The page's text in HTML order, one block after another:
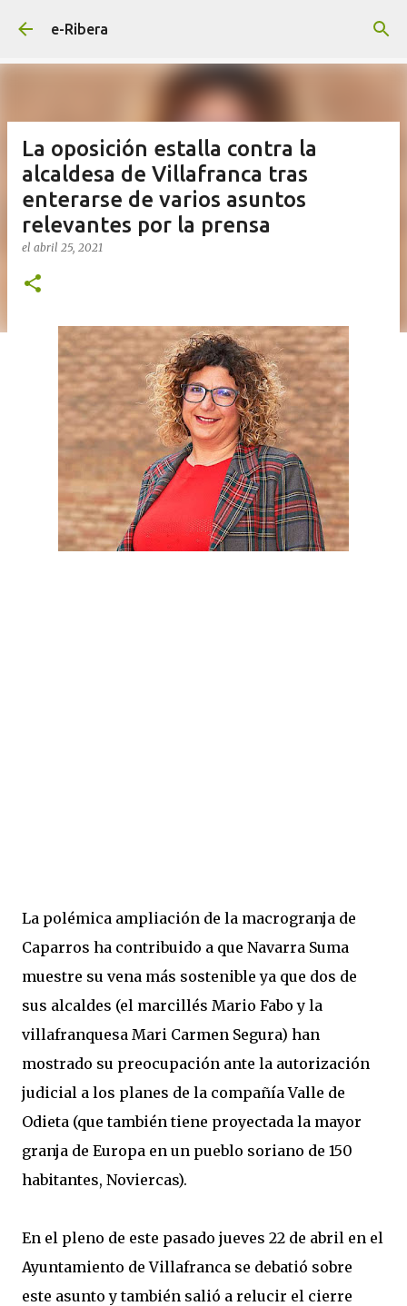
e-Ribera
La oposición estalla contra la
alcaldesa de Villafranca tras
enterarse de varios asuntos
relevantes por la prensa
el abril 25, 2021
La polémica ampliación de la macrogranja de
Caparros ha contribuido a que Navarra Suma
muestre su vena más sostenible ya que dos de
sus alcaldes (el marcillés Mario Fabo y la
villafranquesa Mari Carmen Segura) han
mostrado su preocupación ante la autorización
judicial a los planes de la compañía Valle de
Odieta (que también tiene proyectada la mayor
granja de Europa en un pueblo soriano de 150
habitantes, Noviercas).
En el pleno de este pasado jueves 22 de abril en el
Ayuntamiento de Villafranca se debatió sobre
este asunto y también salió a relucir el cierre